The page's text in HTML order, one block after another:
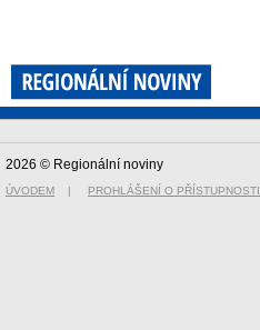
2026 © Regionální noviny
ÚVODEM | PROHLÁŠENÍ O PŘÍSTUPNOSTI